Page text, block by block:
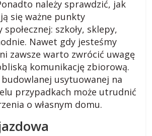
należy sprawdzić, jak
się ważne punkty
szkoły, sklepy,
Nawet gdy jesteśmy
zawsze warto zwrócić uwagę
komunikację zbiorową.
budowlanej usytuowanej na
przypadkach może utrudnić
o własnym domu.